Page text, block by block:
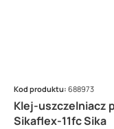
Klej-uszczelniacz
Sikaflex-11fc Sika
Kod produktu: 688973